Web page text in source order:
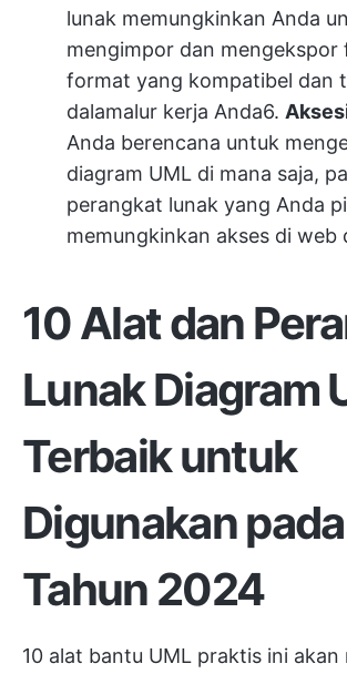
lunak memungkinkan Anda
mengimpor dan mengekspor
format yang kompatibel dan
dalamalur kerja Anda6.
Anda berencana untuk
diagram UML di mana saja,
perangkat lunak yang Anda
memungkinkan akses di web
10 Alat dan
Lunak Diagram
Terbaik untuk
Digunakan pada
Tahun 2024
10 alat bantu UML praktis ini akan